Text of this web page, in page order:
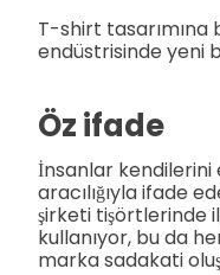
T-shirt tasarımına
endüstrisinde yeni
Öz ifade
İnsanlar kendilerini
aracılığıyla ifade
şirketi tişörtlerinde
kullanıyor, bu da
marka sadakati